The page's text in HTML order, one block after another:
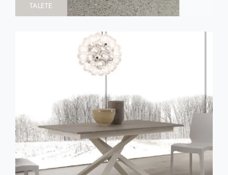
TALETE